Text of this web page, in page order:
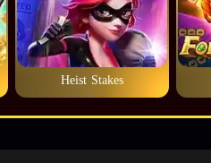
Heist Stakes